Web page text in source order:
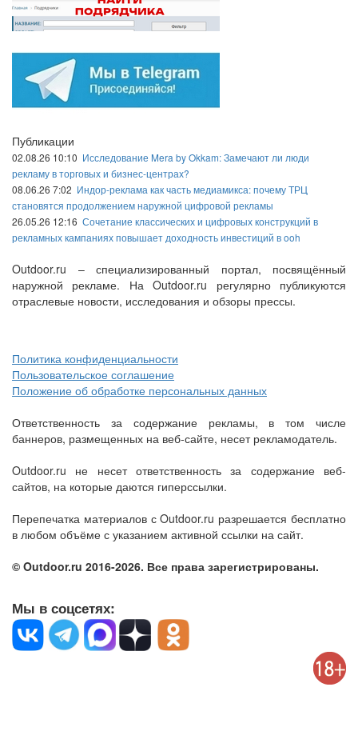
Публикации
02.08.26 10:10 Исследование Mera by Okkam: Замечают ли люди
рекламу в торговых и бизнес-центрах?
08.06.26 7:02 Индор-реклама как часть медиамикса: почему ТРЦ
становятся продолжением наружной цифровой рекламы
26.05.26 12:16 Сочетание классических и цифровых конструкций в
рекламных кампаниях повышает доходность инвестиций в ooh
Outdoor.ru – специализированный портал, посвящённый
наружной рекламе. На Outdoor.ru регулярно публикуются
отраслевые новости, исследования и обзоры прессы.
Политика конфиденциальности
Пользовательское соглашение
Положение об обработке персональных данных
Ответственность за содержание рекламы, в том числе
баннеров, размещенных на веб-сайте, несет рекламодатель.
Outdoor.ru не несет ответственность за содержание веб-
сайтов, на которые даются гиперссылки.
Перепечатка материалов с Outdoor.ru разрешается бесплатно
в любом объёме с указанием активной ссылки на сайт.
© Outdoor.ru 2016-2026. Все права зарегистрированы.
Мы в соцсетях: